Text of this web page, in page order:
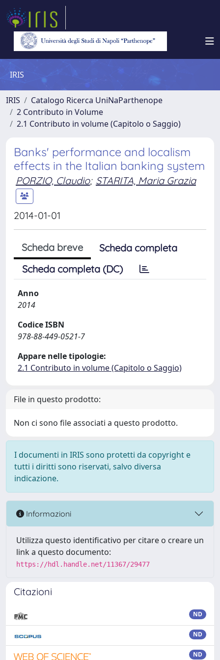
IRIS
IRIS
Catalogo Ricerca UniNaParthenope
2 Contributo in Volume
2.1 Contributo in volume (Capitolo o Saggio)
Banks' performance and localism
effects in the Italian banking system
PORZIO, Claudio; STARITA, Maria Grazia
2014-01-01
Scheda breve
Scheda completa
Scheda completa (DC)
Anno
2014
Codice ISBN
978-88-449-0521-7
Appare nelle tipologie:
2.1 Contributo in volume (Capitolo o Saggio)
File in questo prodotto:
Non ci sono file associati a questo prodotto.
I documenti in IRIS sono protetti da copyright e
tutti i diritti sono riservati, salvo diversa
indicazione.
Informazioni
Utilizza questo identificativo per citare o creare un
link a questo documento:
https://hdl.handle.net/11367/29477
Citazioni
ND
ND
ND